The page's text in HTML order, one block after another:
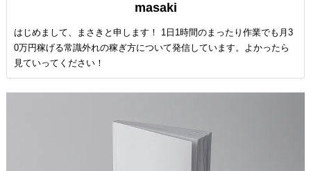
masaki
はじめまして、まさきと申します！ 1日1時間のまったり作業でも月3
0万円稼げる常識外れの稼ぎ方について発信しています。よかったら
見ていってください！